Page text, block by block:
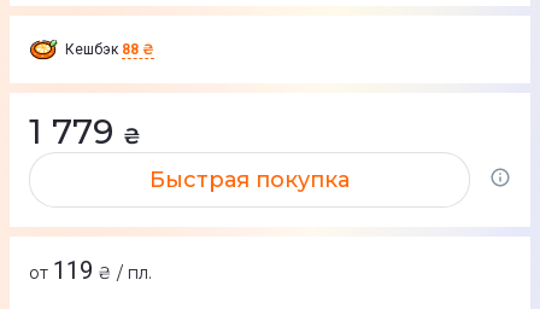
Кешбэк 88 ₴
1 779 ₴
Быстрая покупка
от 119 ₴ / пл.